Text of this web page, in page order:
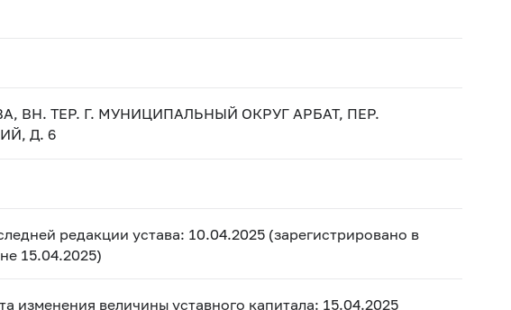
ВН. ТЕР. Г. МУНИЦИПАЛЬНЫЙ ОКРУГ АРБАТ, ПЕР.
Д. 6
редакции устава: 10.04.2025 (зарегистрировано в
15.04.2025)
изменения величины уставного капитала: 15.04.2025